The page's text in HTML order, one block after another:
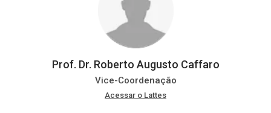
Prof. Dr. Roberto Augusto Caffaro
Vice-Coordenação
Acessar o Lattes